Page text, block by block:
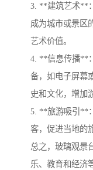
3. **建筑艺术**
成为城市或景区
艺术价值。
4. **信息传播**
备，如电子屏幕
史和文化，增加
5. **旅游吸引**
客，促进当地的
总之，玻璃观景
乐、教育和经济